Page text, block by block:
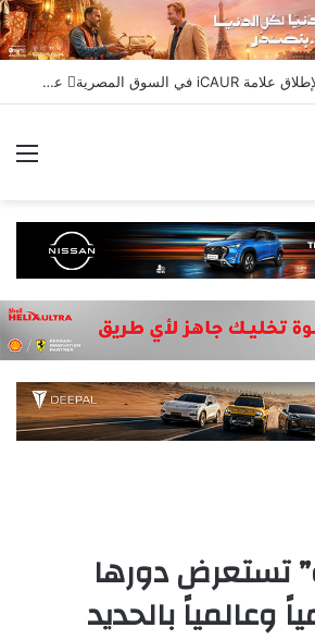
جي بي أوتو تستعد لإطلاق علامة iCAUR في السوق المصرية علامة عالمية جديدة لسيارات الطاقة الجديدة تجمع بين التكنولوجيا الذكية والتصميم الجريء وروح المغامر
تستعرض دورها
وعالمياً بالحديد